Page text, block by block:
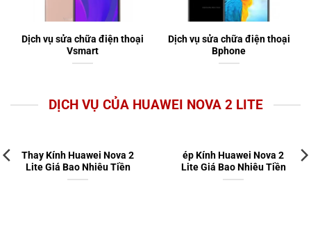
Dịch vụ sửa chữa điện thoại
Vsmart
Dịch vụ sửa chữa điện thoại
Bphone
DỊCH VỤ CỦA HUAWEI NOVA 2 LITE
Thay Kính Huawei Nova 2
Lite Giá Bao Nhiêu Tiền
ép Kính Huawei Nova 2
Lite Giá Bao Nhiêu Tiền